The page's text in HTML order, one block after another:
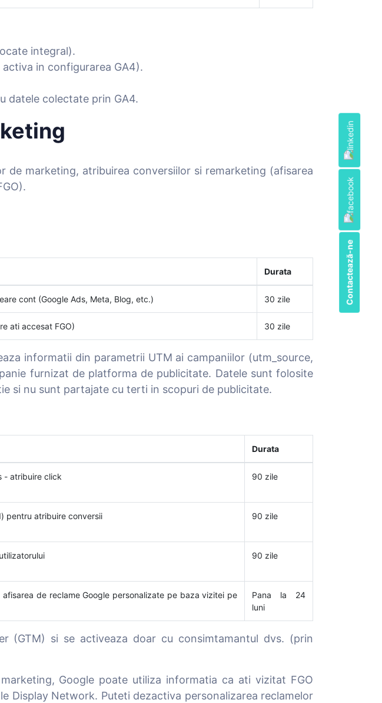
integral).
in configurarea GA4).
datele colectate prin GA4.
de marketing, atribuirea conversiilor si remarketing (afisarea
Durata
cont (Google Ads, Meta, Blog, etc.) 30 zile
ati accesat FGO) 30 zile
informatii din parametrii UTM ai campaniilor (utm_source,
furnizat de platforma de publicitate. Datele sunt folosite
si nu sunt partajate cu terti in scopuri de publicitate.
Durata
- atribuire click 90 zile
pentru atribuire conversii 90 zile
90 zile
de reclame Google personalizate pe baza vizitei pe
Pana la 24
luni
(GTM) si se activeaza doar cu consimtamantul dvs. (prin
Google poate utiliza informatia ca ati vizitat FGO
Display Network. Puteti dezactiva personalizarea reclamelor
Contactează-ne